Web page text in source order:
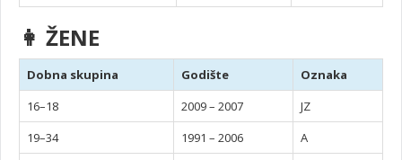
👩 ŽENE
Dobna skupina Godište
Oznaka
16–18
2009 – 2007
JZ
19–34
1991 – 2006
A